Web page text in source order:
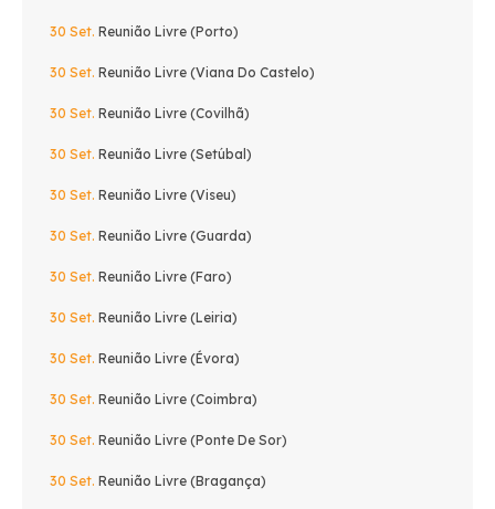
30 Set. Reunião Livre (Porto)
30 Set. Reunião Livre (Viana Do Castelo)
30 Set. Reunião Livre (Covilhã)
30 Set. Reunião Livre (Setúbal)
30 Set. Reunião Livre (Viseu)
30 Set. Reunião Livre (Guarda)
30 Set. Reunião Livre (Faro)
30 Set. Reunião Livre (Leiria)
30 Set. Reunião Livre (Évora)
30 Set. Reunião Livre (Coimbra)
30 Set. Reunião Livre (Ponte De Sor)
30 Set. Reunião Livre (Bragança)